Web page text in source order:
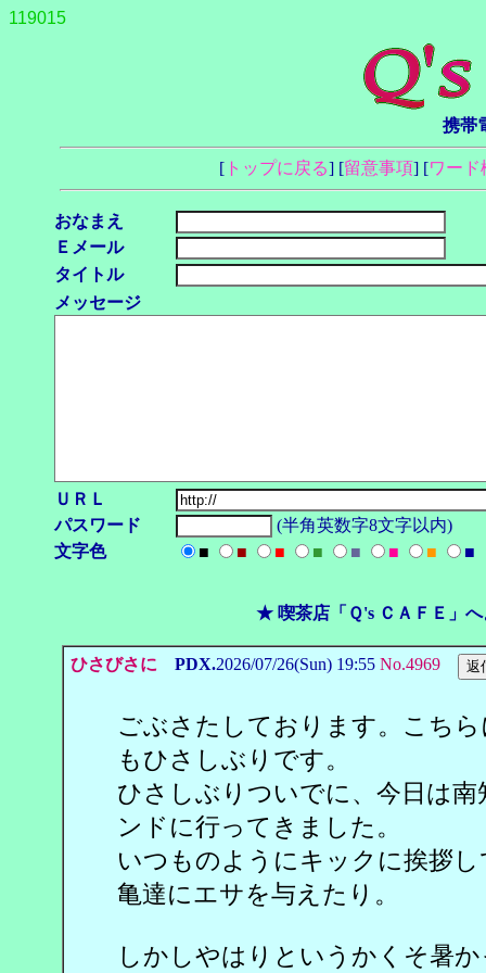
119015
携帯
[ トップに戻る] [留意事項] [ワード
おなまえ
Ｅメール
タイトル
メッセージ
ＵＲＬ
パスワード
(半角英数字8文字以内)
文字色
■ ■ ■ ■ ■ ■ ■ ■
★ 喫茶店「Ｑ's ＣＡＦＥ」
ひさびさに PDX.2026/07/26(Sun) 19:55 No.4969
ごぶさたしております。こち
もひさしぶりです。
ひさしぶりついでに、今日は南
ンドに行ってきました。
いつものようにキックに挨拶
亀達にエサを与えたり。
しかしやはりというかくそ暑